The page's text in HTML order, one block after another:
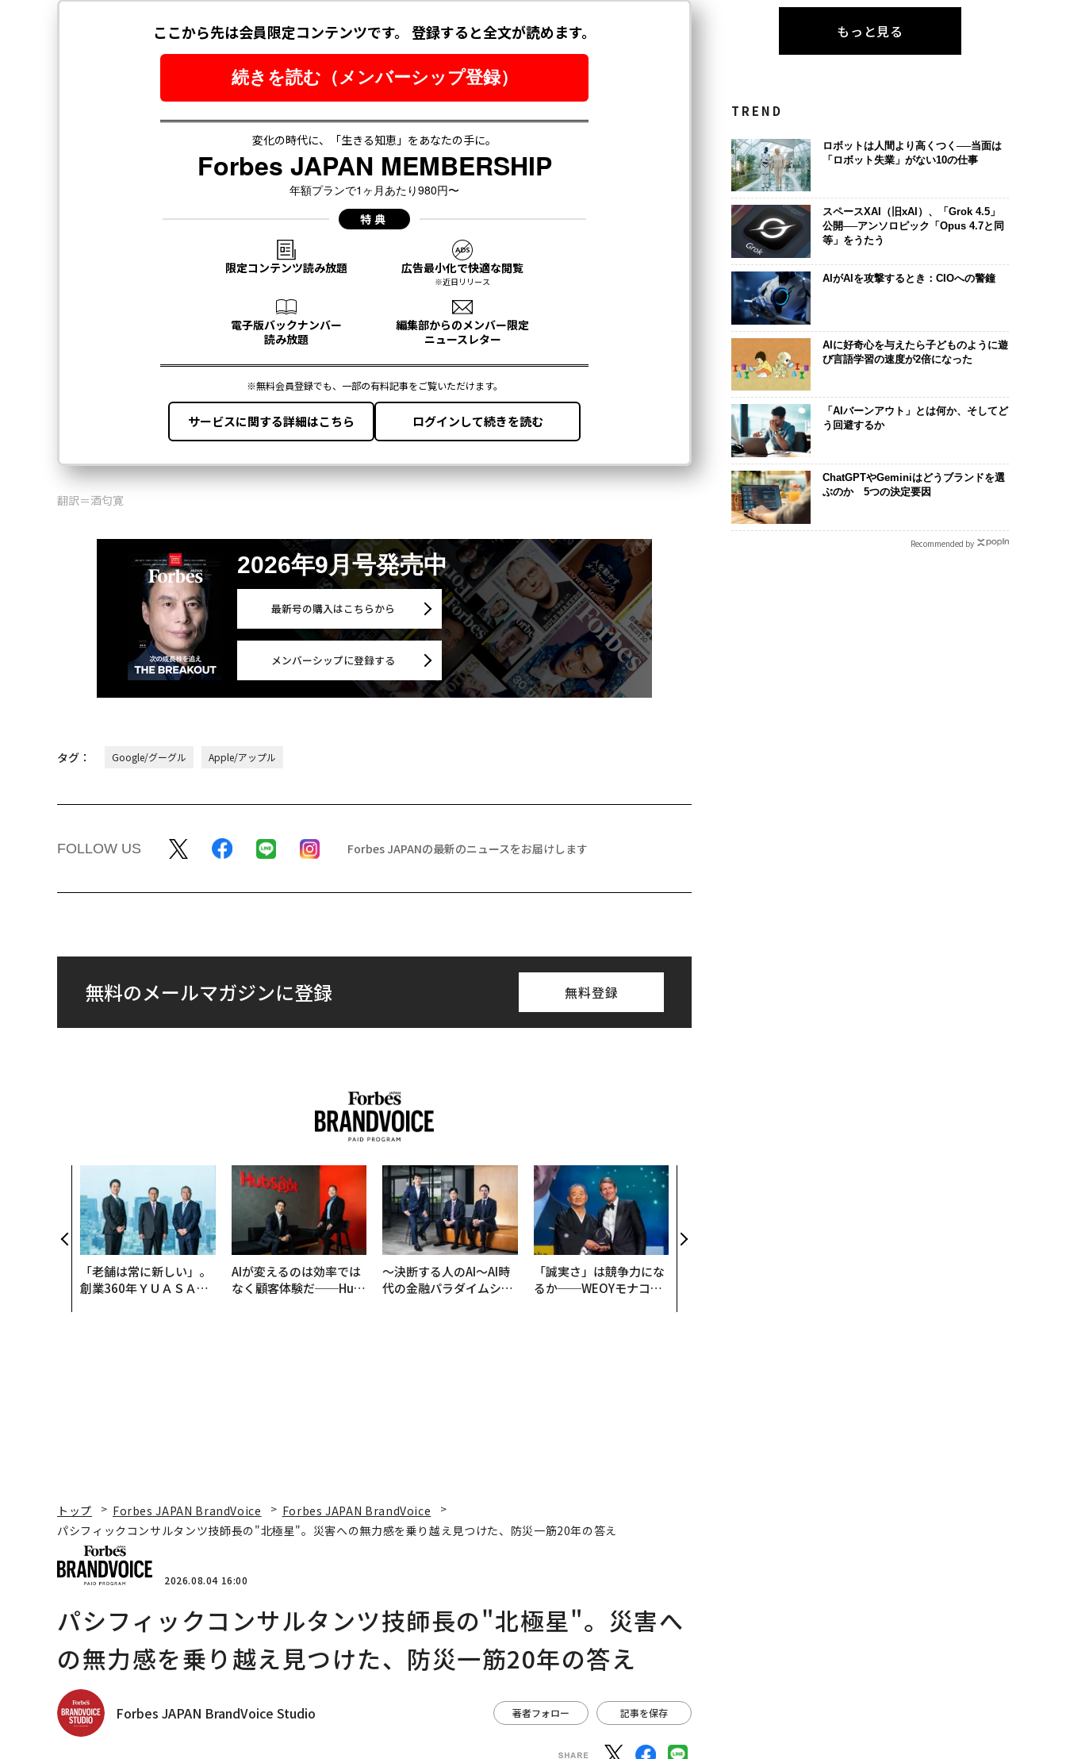
翻訳＝酒匂寛
2026年9月号発売中
最新号の購入はこちらから
メンバーシップに登録する
タグ： Google/グーグル Apple/アップル
FOLLOW US Forbes JAPANの最新のニュースをお届けします
無料のメールマガジンに登録 無料登録
「老舗は常に新しい」。
創業360年ＹＵＡＳＡと
AIが変えるのは効率では
なく顧客体験だ──Hub
〜決断する人のAI〜AI時
代の金融パラダイムシフ
「誠実さ」は競争力にな
るか──WEOYモナコで
もっと見る
TREND
ロボットは人間より高くつく──当面は
「ロボット失業」がない10の仕事
スペースXAI（旧xAI）、「Grok 4.5」
公開──アンソロピック「Opus 4.7と同
等」をうたう
AIがAIを攻撃するとき：CIOへの警鐘
AIに好奇心を与えたら子どものように遊
び言語学習の速度が2倍になった
「AIバーンアウト」とは何か、そしてど
う回避するか
ChatGPTやGeminiはどうブランドを選
ぶのか 5つの決定要因
Recommended by
トップ Forbes JAPAN BrandVoice
Forbes JAPAN BrandVoice
パシフィックコンサルタンツ技師長の"北極星"。災害への無力感を乗り越え見つけた、防災一筋20年の答え
2026.08.04 16:00
パシフィックコンサルタンツ技師長の"北極星"。災害へ
の無力感を乗り越え見つけた、防災一筋20年の答え
Forbes JAPAN BrandVoice Studio 著者フォロー 記事を保存